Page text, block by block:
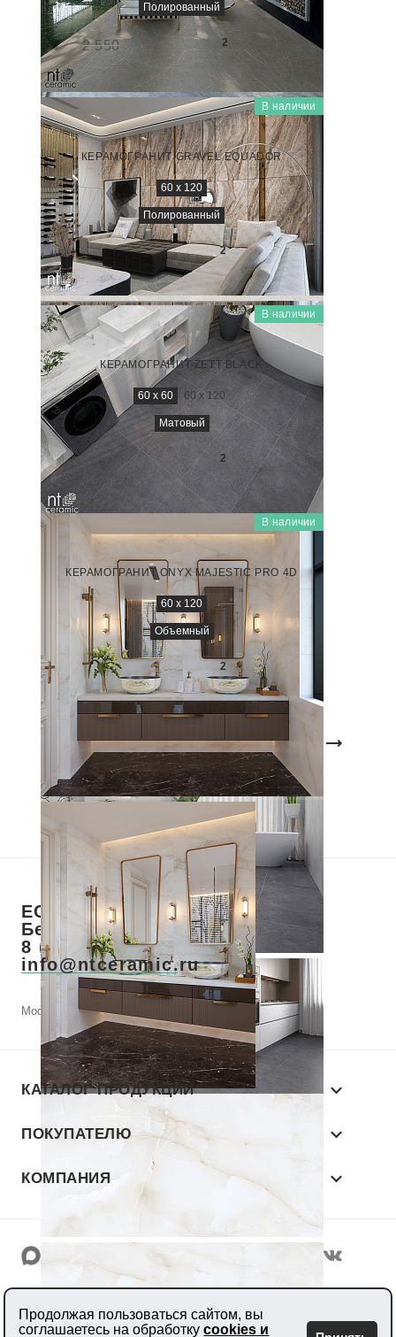
Полированный
2 550 1 430 ₽/м 2 -44%
В наличии
GRAVEL
NTT99522P
КЕРАМОГРАНИТ GRAVEL EQUADOR
60 x 120
Полированный
2 600 ₽/м2
В наличии
CEMENTO
NTT996020M
КЕРАМОГРАНИТ ZETT BLACK
60 x 60 60 x 120
Матовый
2 200 ₽/м 2
В наличии
NTTVL99953D
КЕРАМОГРАНИТ ONYX MAJESTIC PRO 4D
60 x 120
Объемный
3 000 ₽/м 2
1 2 3 4
Продолжая пользоваться сайтом, вы
соглашаетесь на обработкуcookies и
ЕСТЬ ВОПРОСЫ? ЗВОНИТЕ!
Бесплатный звонок по РФ
8 (800) 700-28-73
info@ntceramic.ru
Москва, Летниковская, д. 2, стр.1, этаж 11
КАТАЛОГ ПРОДУКЦИИ
ПОКУПАТЕЛЮ
КОМПАНИЯ
© 2026 «NT CERAMIC»
Производитель керамогранита